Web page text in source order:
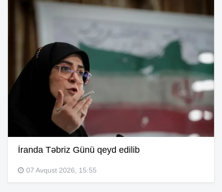
İranda Təbriz Günü qeyd edilib
07 Avqust 2026, 15:55